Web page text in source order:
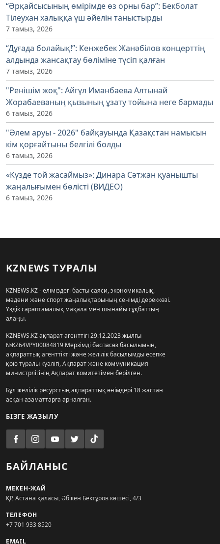
“Әрқайсысының өмірімде өз орны бар”: Бекболат
Тілеухан халыққа үш әйелін таныстырды
7 тамыз, 2026
“Дұғада болайық!”: Кенжебек Жанәбілов концерттің
алдында жансақтау бөліміне түсіп қалған
7 тамыз, 2026
"Ренішім жоқ": Айгүл Иманбаева Алтынай
Жорабаеваның қызының ұзату тойына неге бармады
6 тамыз, 2026
"Әлем аруы - 2026" байқауында Қазақстан намысын
кім қорғайтыны белгілі болды
6 тамыз, 2026
«Күзде той жасаймыз»: Динара Сәтжан қуанышты
жаңалығымен бөлісті (ВИДЕО)
6 тамыз, 2026
KZNEWS ТУРАЛЫ
KZNEWS.KZ - еліміздегі басты саяси, экономикалық,
мәдени және спорт жаңалықтарының сенімді дереккөзі.
Үздік сараптамалық мақала мен шынайы сұқбаттың
алаңы.
KZNEWS.KZ ақпарат агенттігі 29.12.2023 жылғы
№KZ64VPY00084819 Мерзімді баспасөз басылымын,
ақпараттық агенттікті және желілік басылымды есепке
қою туралы куәлігі, Ақпарат және коммуникация
министрлігінің Ақпарат комитетімен берілген.
Бұл желілік ресурстың ақпараттық өнімдері 18 жастан
асқан азаматтарға арналған.
БІЗГЕ ЖАЗЫЛУ
БАЙЛАНЫС
МЕКЕН-ЖАЙ
ҚР, Астана қаласы, Әбікен Бектұров көшесі, 4/3
ТЕЛЕФОН
+7 701 933 8520
EMAIL